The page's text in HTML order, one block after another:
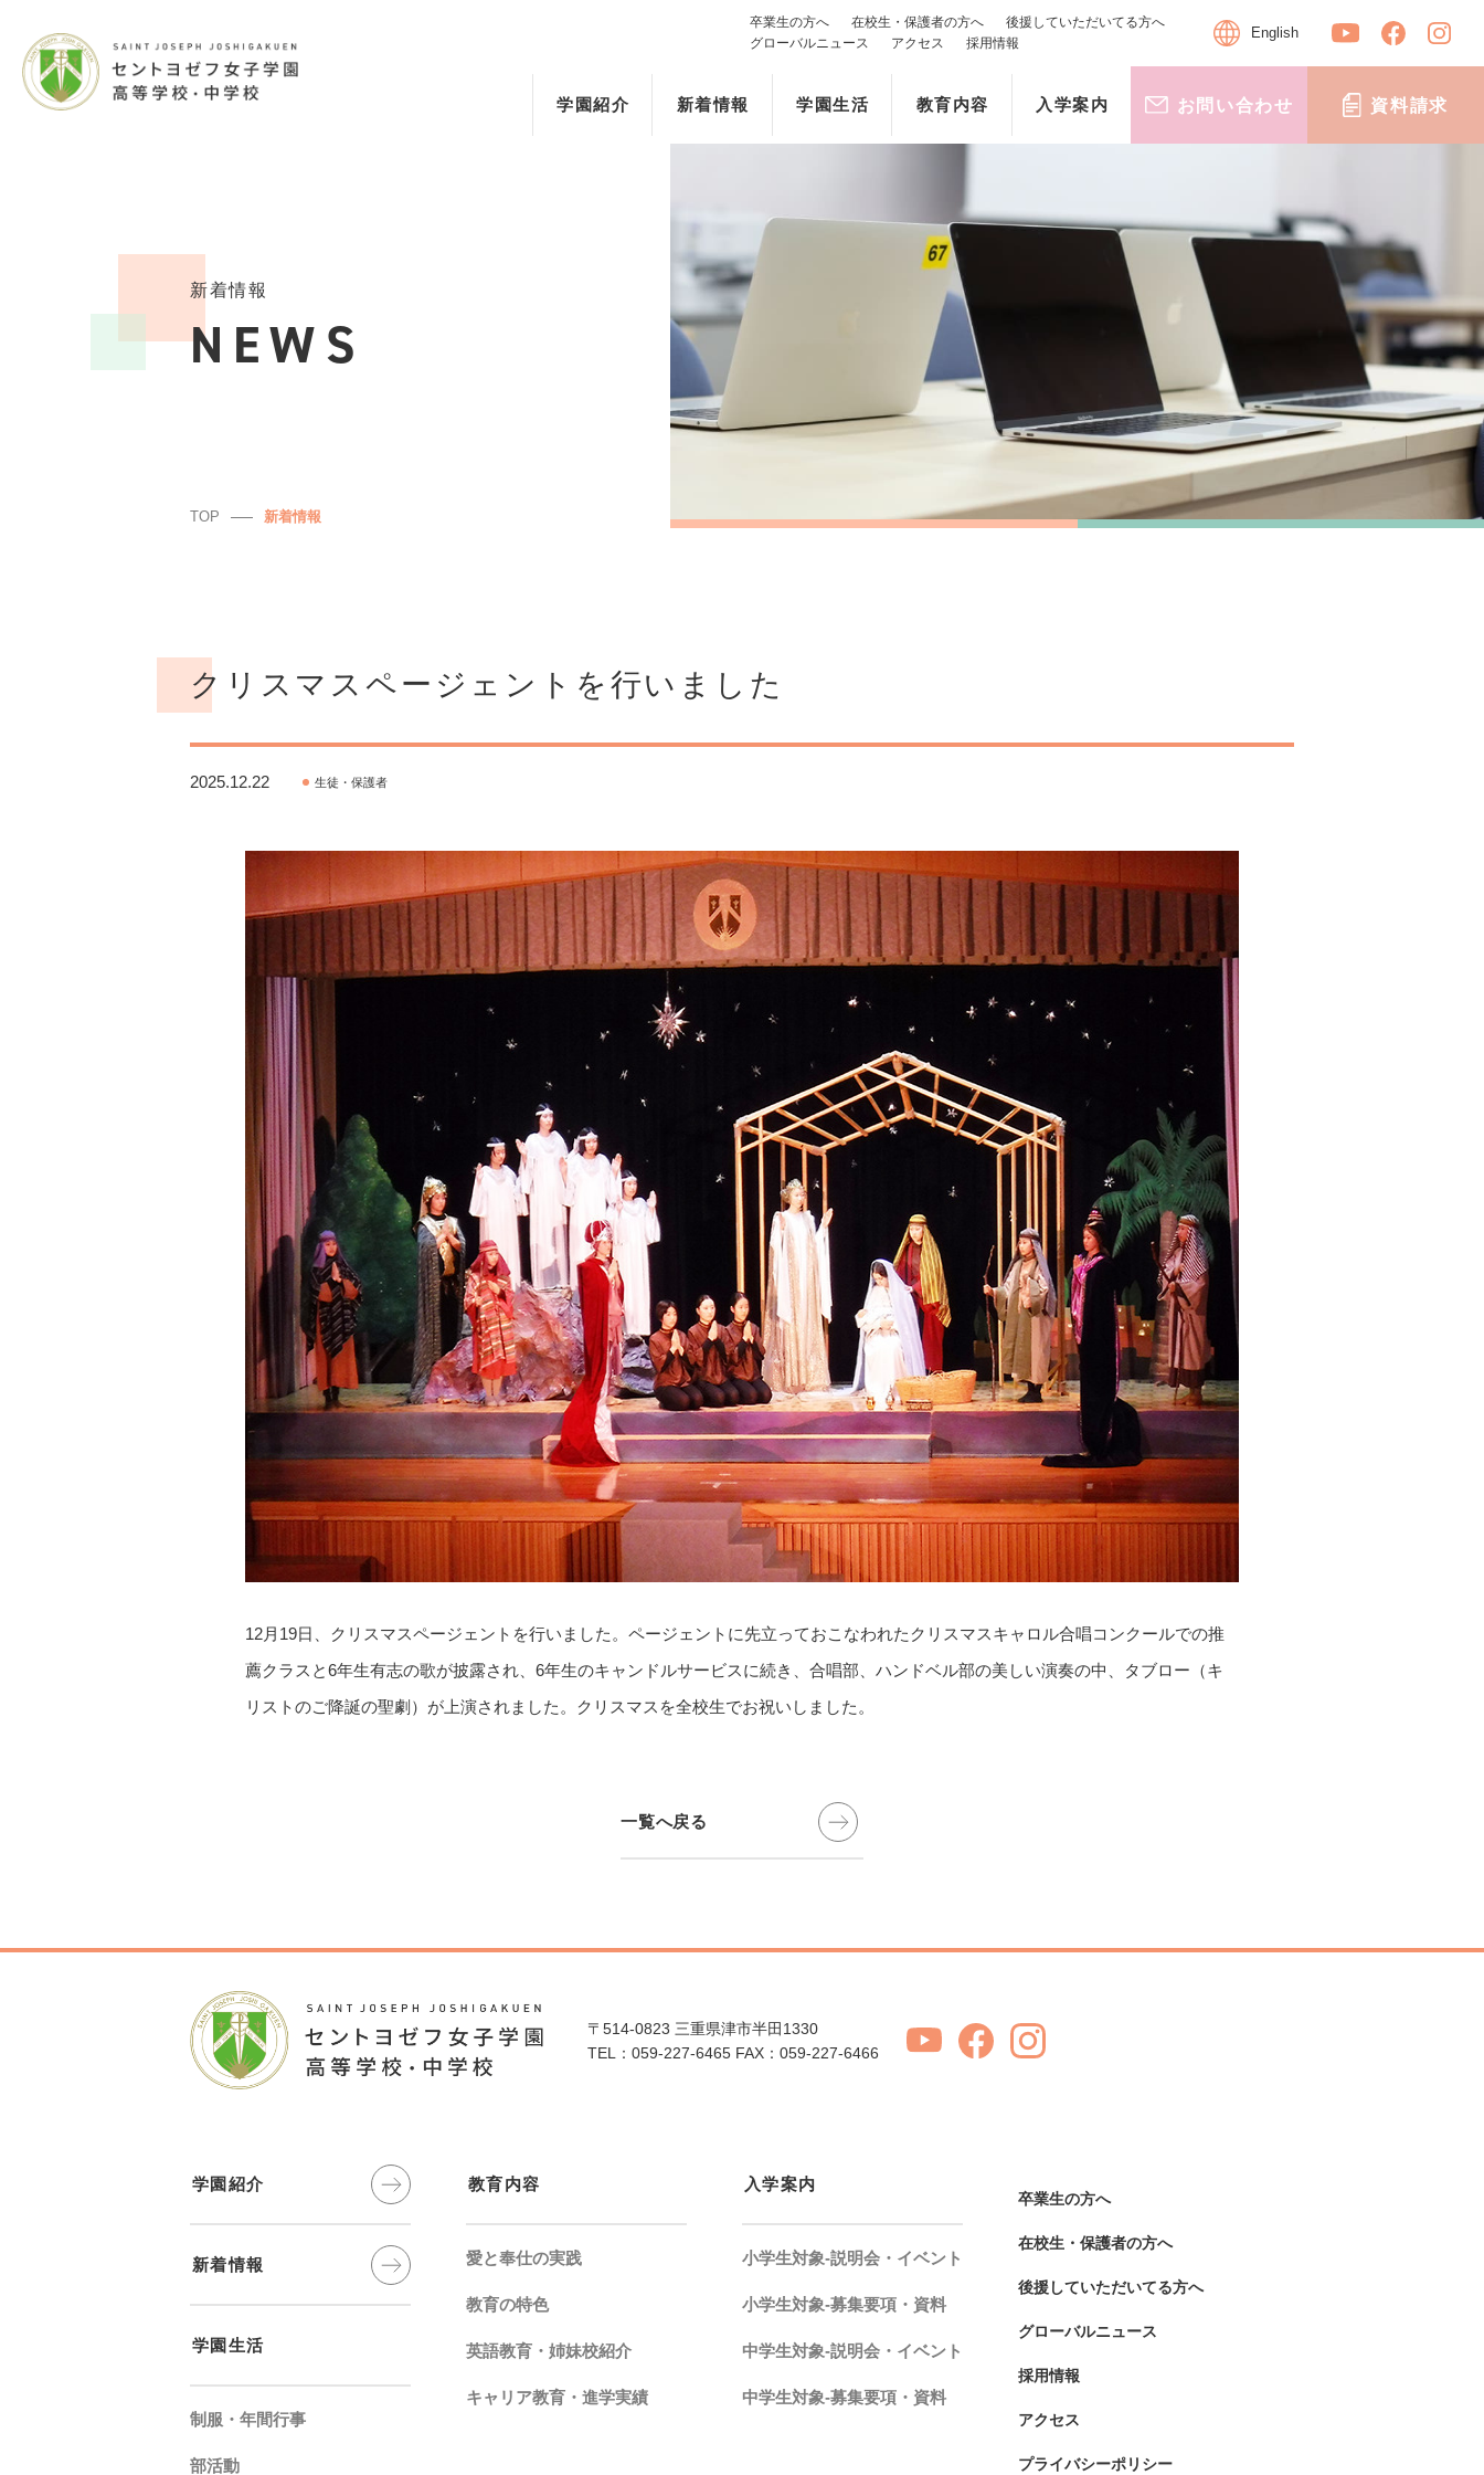
卒業生の方へ 在校生・保護者の方へ
後援していただいてる方へ
グローバルニュース
アクセス 採用情報
English
学園紹介 新着情報 学園生活 教育内容 入学案内 お問い合わせ 資料請求
新着情報
NEWS
TOP 新着情報
クリスマスページェントを行いました
2025.12.22 生徒・保護者
12月19日、クリスマスページェントを行いました。ページェントに先立っておこなわれたクリスマスキャロル合唱コンクールでの推
薦クラスと6年生有志の歌が披露され、6年生のキャンドルサービスに続き、合唱部、ハンドベル部の美しい演奏の中、タブロー（キ
リストのご降誕の聖劇）が上演されました。クリスマスを全校生でお祝いしました。
一覧へ戻る
〒514-0823 三重県津市半田1330
TEL：059-227-6465 FAX：059-227-6466
学園紹介
新着情報
学園生活
制服・年間⾏事
部活動
教育内容
愛と奉仕の実践
教育の特色
英語教育・姉妹校紹介
キャリア教育・進学実績
入学案内
小学生対象-説明会・イベント
小学生対象-募集要項・資料
中学生対象-説明会・イベント
中学生対象-募集要項・資料
卒業生の方へ
在校生・保護者の方へ
後援していただいてる方へ
グローバルニュース
採用情報
アクセス
プライバシーポリシー